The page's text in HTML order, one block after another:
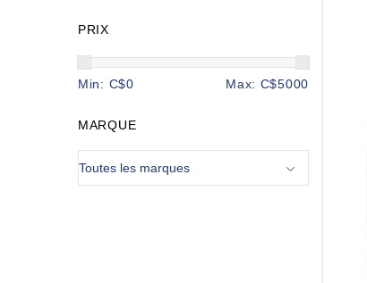
PRIX
Min: C$0 Max: C$5000
MARQUE